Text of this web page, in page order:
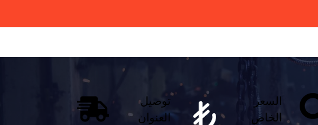
السعر
الخاص
توصيل
العنوان